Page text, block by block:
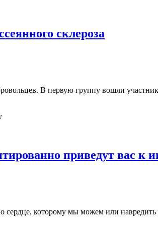
склероза
В первую группу вошли
приведут вас к
сердце, которому мы можем или